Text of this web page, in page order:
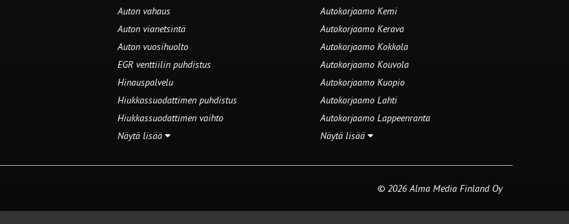
Auton vahaus
Auton vianetsintä
Auton vuosihuolto
EGR venttiilin puhdistus
Hinauspalvelu
Hiukkassuodattimen puhdistus
Hiukkassuodattimen vaihto
Näytä lisää
Autokorjaamo Kemi
Autokorjaamo Kerava
Autokorjaamo Kokkola
Autokorjaamo Kouvola
Autokorjaamo Kuopio
Autokorjaamo Lahti
Autokorjaamo Lappeenranta
Näytä lisää
© 2026 Alma Media Finland Oy